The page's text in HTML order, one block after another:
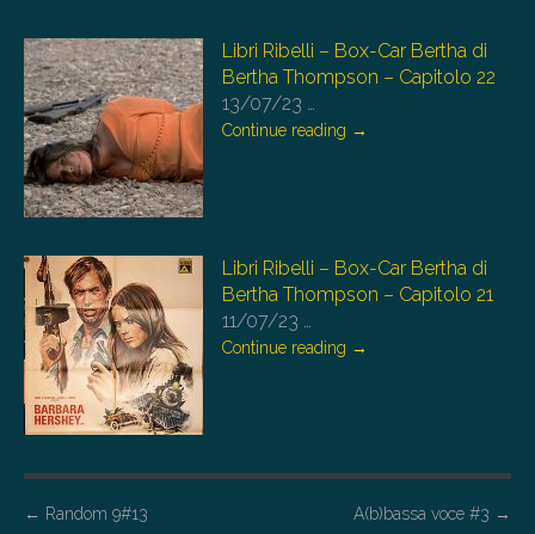
Libri Ribelli – Box-Car Bertha di
Bertha Thompson – Capitolo 22
13/07/23 …
Continue reading →
Libri Ribelli – Box-Car Bertha di
Bertha Thompson – Capitolo 21
11/07/23 …
Continue reading →
P
← Random 9#13 A(b)bassa voce #3 →